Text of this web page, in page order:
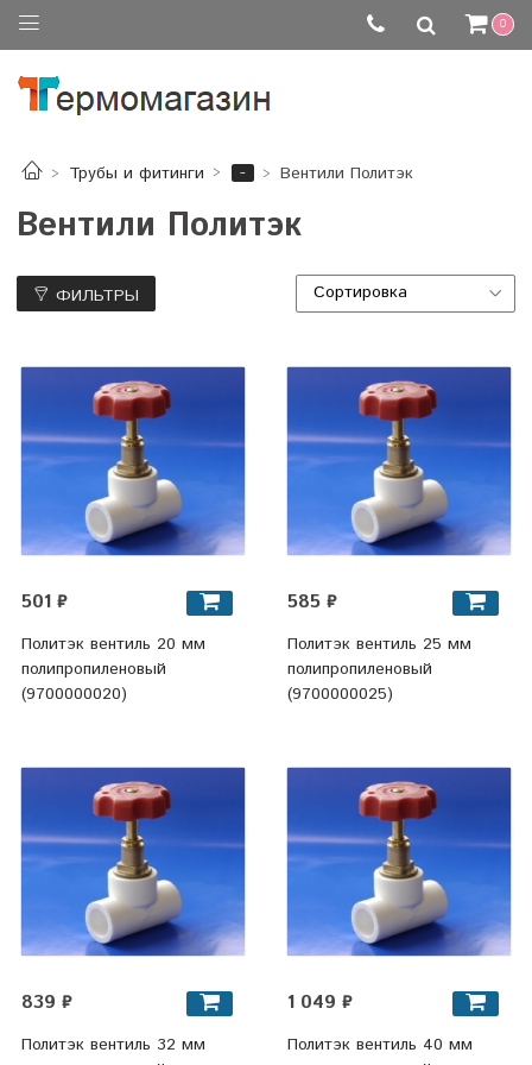
0
Трубы и фитинги - Вентили Политэк
Вентили Политэк
ФИЛЬТРЫ
501 ₽
Политэк вентиль 20 мм
полипропиленовый
(9700000020)
585 ₽
Политэк вентиль 25 мм
полипропиленовый
(9700000025)
839 ₽
Политэк вентиль 32 мм
1 049 ₽
Политэк вентиль 40 мм